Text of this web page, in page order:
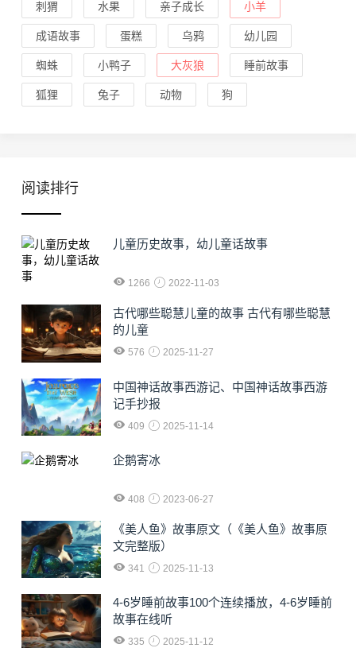
刺猬 水果 亲子成长 小羊
成语故事 蛋糕 乌鸦 幼儿园
蜘蛛 小鸭子 大灰狼 睡前故事
狐狸 兔子 动物 狗
阅读排行
儿童历史故事，幼儿童话故事
1266 2022-11-03
古代哪些聪慧儿童的故事 古代有哪些聪慧
的儿童
576 2025-11-27
中国神话故事西游记、中国神话故事西游
记手抄报
409 2025-11-14
企鹅寄冰
408 2023-06-27
《美人鱼》故事原文（《美人鱼》故事原
文完整版）
341 2025-11-13
4-6岁睡前故事100个连续播放，4-6岁睡前
故事在线听
335 2025-11-12